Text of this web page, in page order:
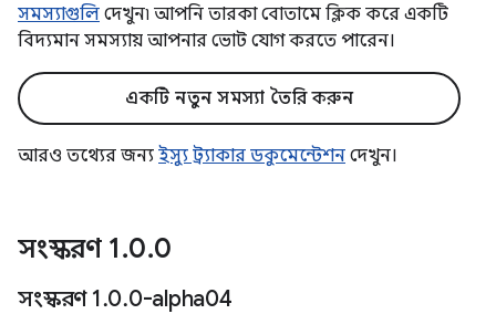
সমস্যাগুলি দেখুন৷ আপনি তারকা বোতামে ক্লিক করে একটি
বিদ্যমান সমস্যায় আপনার ভোট যোগ করতে পারেন।
একটি নতুন সমস্যা তৈরি করুন
আরও তথ্যের জন্য ইস্যু ট্র্যাকার ডকুমেন্টেশন দেখুন।
সংস্করণ 1.0.0
সংস্করণ 1.0.0-alpha04